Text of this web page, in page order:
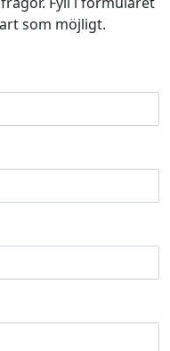
som möjligt.